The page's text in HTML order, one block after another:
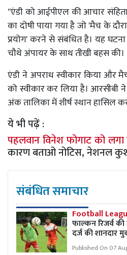
''एंडी को आईपीएल की आचार
का दोषी पाया गया है जो 'मैच के
प्रयोग' करने से संबंधित है। यह
चौथे अंपायर के साथ तीखी बहस की।
एंडी ने अपराध स्वीकार किया और
को स्वीकार कर लिया है।
अंक तालिका में शीर्ष स्थान हासिल
ये भी पढ़ें :
पहलवान विनेश फोगाट को
कारण बताओ नोटिस, नेशनल
संबंधित समाचार
Football
फाल्कन रिजर्व
दर्ज की शानदार
Published On 07